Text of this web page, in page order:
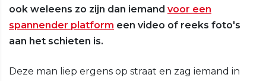
ook weleens zo zijn dan iemand voor een
spannender platform een video of reeks foto's
aan het schieten is.
Deze man liep ergens op straat en zag iemand in